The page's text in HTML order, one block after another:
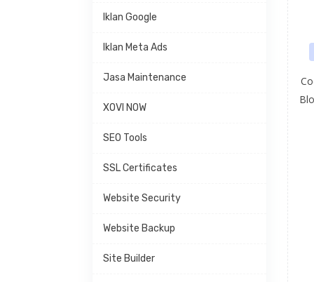
Iklan Google
Iklan Meta Ads
Jasa Maintenance
XOVI NOW
SEO Tools
SSL Certificates
Website Security
Website Backup
Site Builder